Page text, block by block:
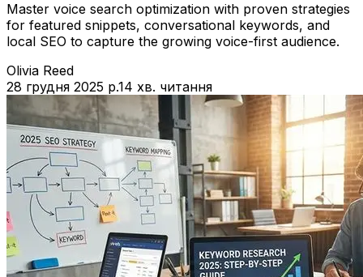
Master voice search optimization with proven strategies
for featured snippets, conversational keywords, and
local SEO to capture the growing voice-first audience.
Olivia Reed
28 грудня 2025 р.14 хв. читання